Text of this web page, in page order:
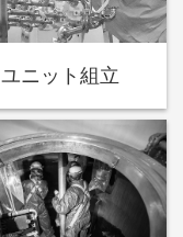
ユニット組立